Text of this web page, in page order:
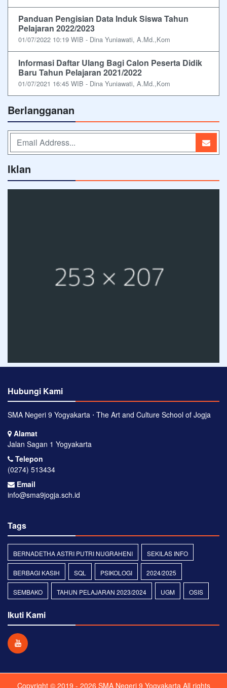
Panduan Pengisian Data Induk Siswa Tahun
Pelajaran 2022/2023
01/07/2022 10:19 WIB - Dina Yuniawati, A.Md.,Kom
Informasi Daftar Ulang Bagi Calon Peserta Didik
Baru Tahun Pelajaran 2021/2022
01/07/2021 16:45 WIB - Dina Yuniawati, A.Md.,Kom
Berlangganan
Iklan
Hubungi Kami
SMA Negeri 9 Yogyakarta ⋅ The Art and Culture School of Jogja
Alamat
Jalan Sagan 1 Yogyakarta
Telepon
(0274) 513434
Email
info@sma9jogja.sch.id
Tags
BERNADETHA ASTRI PUTRI NUGRAHENI SEKILAS INFO
BERBAGI KASIH SQL PSIKOLOGI 2024/2025
SEMBAKO TAHUN PELAJARAN 2023/2024 UGM OSIS
Ikuti Kami
Copyright © 2019 - 2026 SMA Negeri 9 Yogyakarta All rights